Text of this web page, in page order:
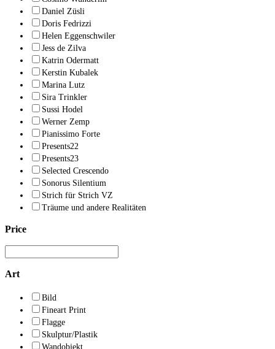
Daniel Züsli
Doris Fedrizzi
Helen Eggenschwiler
Jess de Zilva
Katrin Odermatt
Kerstin Kubalek
Marina Lutz
Sira Trinkler
Sussi Hodel
Werner Zemp
Pianissimo Forte
Presents22
Presents23
Selected Crescendo
Sonorus Silentium
Strich für Strich VZ
Träume und andere Realitäten
Price
Art
Bild
Fineart Print
Flagge
Skulptur/Plastik
Wandobjekt